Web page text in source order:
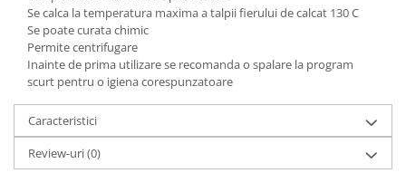
Se calca la temperatura maxima a talpii fierului de calcat 130 C
Se poate curata chimic
Permite centrifugare
Inainte de prima utilizare se recomanda o spalare la program
scurt pentru o igiena corespunzatoare
Caracteristici
Review-uri(0)